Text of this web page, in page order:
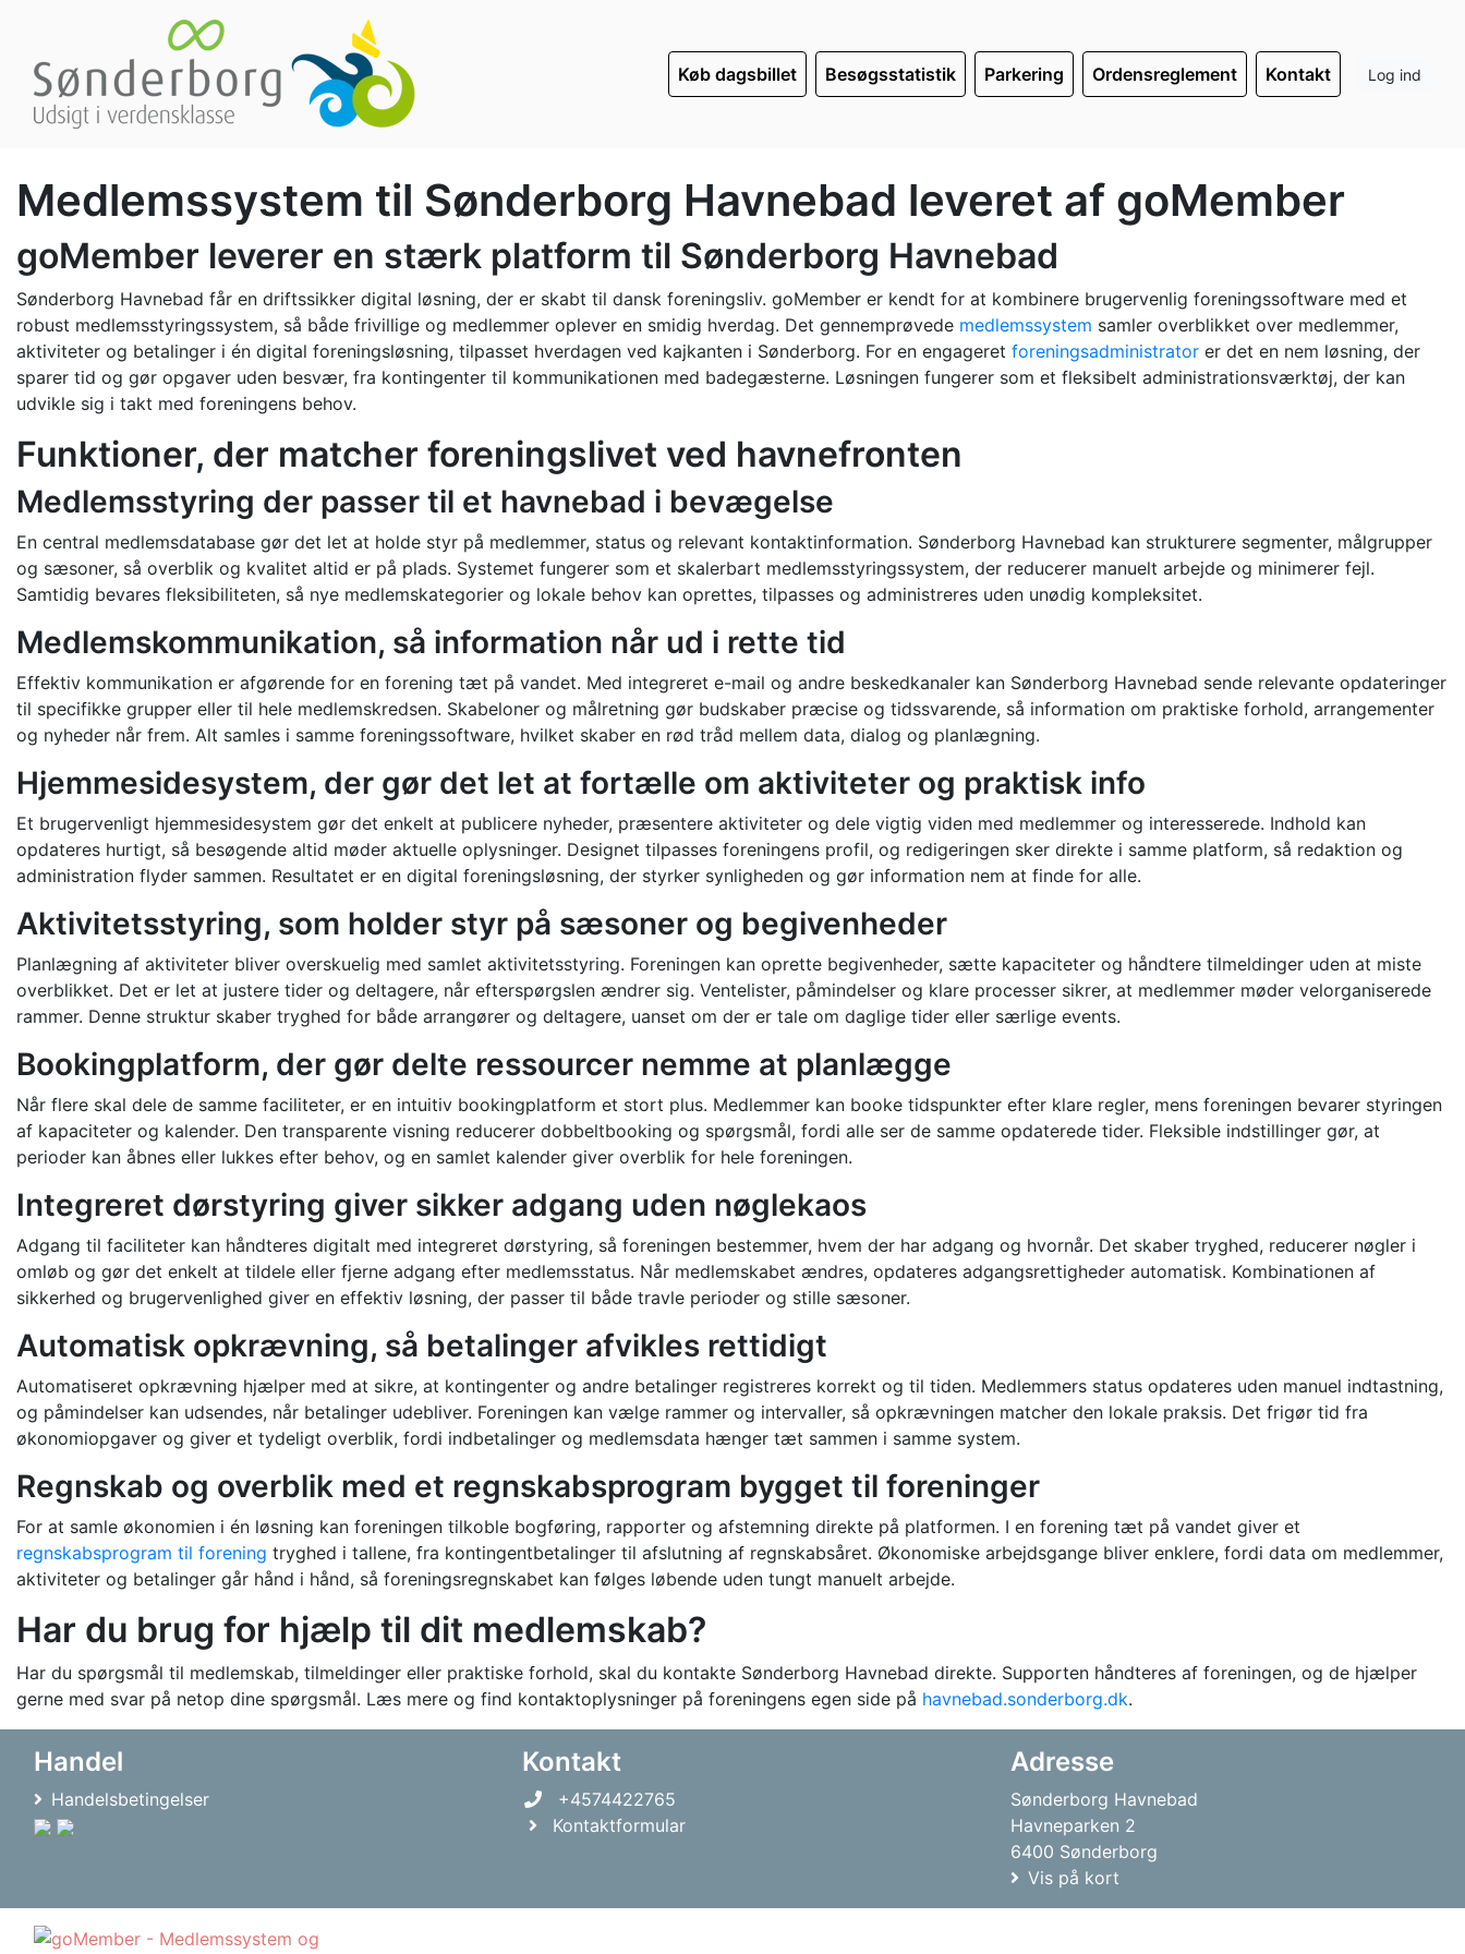
Køb dagsbillet Besøgsstatistik Parkering Ordensreglement Kontakt Log ind
Medlemssystem til Sønderborg Havnebad leveret af goMember
goMember leverer en stærk platform til Sønderborg Havnebad
Sønderborg Havnebad får en driftssikker digital løsning, der er skabt til dansk foreningsliv. goMember er kendt for at kombinere brugervenlig foreningssoftware med et
robust medlemsstyringssystem, så både frivillige og medlemmer oplever en smidig hverdag. Det gennemprøvede medlemssystem samler overblikket over medlemmer,
aktiviteter og betalinger i én digital foreningsløsning, tilpasset hverdagen ved kajkanten i Sønderborg. For en engageret foreningsadministrator er det en nem løsning, der
sparer tid og gør opgaver uden besvær, fra kontingenter til kommunikationen med badegæsterne. Løsningen fungerer som et fleksibelt administrationsværktøj, der kan
udvikle sig i takt med foreningens behov.
Funktioner, der matcher foreningslivet ved havnefronten
Medlemsstyring der passer til et havnebad i bevægelse
En central medlemsdatabase gør det let at holde styr på medlemmer, status og relevant kontaktinformation. Sønderborg Havnebad kan strukturere segmenter, målgrupper
og sæsoner, så overblik og kvalitet altid er på plads. Systemet fungerer som et skalerbart medlemsstyringssystem, der reducerer manuelt arbejde og minimerer fejl.
Samtidig bevares fleksibiliteten, så nye medlemskategorier og lokale behov kan oprettes, tilpasses og administreres uden unødig kompleksitet.
Medlemskommunikation, så information når ud i rette tid
Effektiv kommunikation er afgørende for en forening tæt på vandet. Med integreret e-mail og andre beskedkanaler kan Sønderborg Havnebad sende relevante opdateringer
til specifikke grupper eller til hele medlemskredsen. Skabeloner og målretning gør budskaber præcise og tidssvarende, så information om praktiske forhold, arrangementer
og nyheder når frem. Alt samles i samme foreningssoftware, hvilket skaber en rød tråd mellem data, dialog og planlægning.
Hjemmesidesystem, der gør det let at fortælle om aktiviteter og praktisk info
Et brugervenligt hjemmesidesystem gør det enkelt at publicere nyheder, præsentere aktiviteter og dele vigtig viden med medlemmer og interesserede. Indhold kan
opdateres hurtigt, så besøgende altid møder aktuelle oplysninger. Designet tilpasses foreningens profil, og redigeringen sker direkte i samme platform, så redaktion og
administration flyder sammen. Resultatet er en digital foreningsløsning, der styrker synligheden og gør information nem at finde for alle.
Aktivitetsstyring, som holder styr på sæsoner og begivenheder
Planlægning af aktiviteter bliver overskuelig med samlet aktivitetsstyring. Foreningen kan oprette begivenheder, sætte kapaciteter og håndtere tilmeldinger uden at miste
overblikket. Det er let at justere tider og deltagere, når efterspørgslen ændrer sig. Ventelister, påmindelser og klare processer sikrer, at medlemmer møder velorganiserede
rammer. Denne struktur skaber tryghed for både arrangører og deltagere, uanset om der er tale om daglige tider eller særlige events.
Bookingplatform, der gør delte ressourcer nemme at planlægge
Når flere skal dele de samme faciliteter, er en intuitiv bookingplatform et stort plus. Medlemmer kan booke tidspunkter efter klare regler, mens foreningen bevarer styringen
af kapaciteter og kalender. Den transparente visning reducerer dobbeltbooking og spørgsmål, fordi alle ser de samme opdaterede tider. Fleksible indstillinger gør, at
perioder kan åbnes eller lukkes efter behov, og en samlet kalender giver overblik for hele foreningen.
Integreret dørstyring giver sikker adgang uden nøglekaos
Adgang til faciliteter kan håndteres digitalt med integreret dørstyring, så foreningen bestemmer, hvem der har adgang og hvornår. Det skaber tryghed, reducerer nøgler i
omløb og gør det enkelt at tildele eller fjerne adgang efter medlemsstatus. Når medlemskabet ændres, opdateres adgangsrettigheder automatisk. Kombinationen af
sikkerhed og brugervenlighed giver en effektiv løsning, der passer til både travle perioder og stille sæsoner.
Automatisk opkrævning, så betalinger afvikles rettidigt
Automatiseret opkrævning hjælper med at sikre, at kontingenter og andre betalinger registreres korrekt og til tiden. Medlemmers status opdateres uden manuel indtastning,
og påmindelser kan udsendes, når betalinger udebliver. Foreningen kan vælge rammer og intervaller, så opkrævningen matcher den lokale praksis. Det frigør tid fra
økonomiopgaver og giver et tydeligt overblik, fordi indbetalinger og medlemsdata hænger tæt sammen i samme system.
Regnskab og overblik med et regnskabsprogram bygget til foreninger
For at samle økonomien i én løsning kan foreningen tilkoble bogføring, rapporter og afstemning direkte på platformen. I en forening tæt på vandet giver et
regnskabsprogram til forening tryghed i tallene, fra kontingentbetalinger til afslutning af regnskabsåret. Økonomiske arbejdsgange bliver enklere, fordi data om medlemmer,
aktiviteter og betalinger går hånd i hånd, så foreningsregnskabet kan følges løbende uden tungt manuelt arbejde.
Har du brug for hjælp til dit medlemskab?
Har du spørgsmål til medlemskab, tilmeldinger eller praktiske forhold, skal du kontakte Sønderborg Havnebad direkte. Supporten håndteres af foreningen, og de hjælper
gerne med svar på netop dine spørgsmål. Læs mere og find kontaktoplysninger på foreningens egen side på havnebad.sonderborg.dk.
Handel
Handelsbetingelser
Kontakt
+4574422765
Kontaktformular
Adresse
Sønderborg Havnebad
Havneparken 2
6400 Sønderborg
Vis på kort